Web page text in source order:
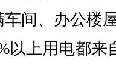
车间、办公楼
以上用电都来